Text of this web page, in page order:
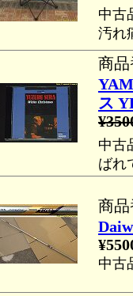
中古
汚れ
商品
ス
中古
ばれ
商品
中古